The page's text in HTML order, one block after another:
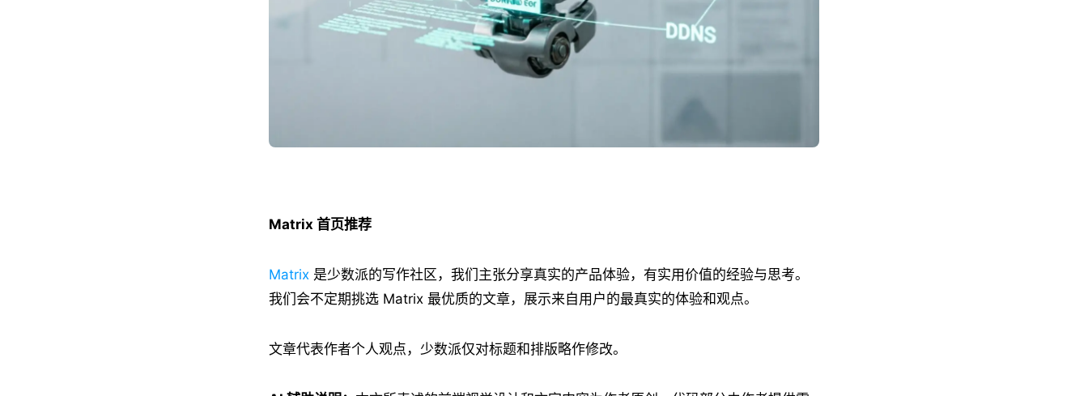
Matrix 首页推荐
Matrix 是少数派的写作社区，我们主张分享真实的产品体验，有实用价值的经验与思考。
我们会不定期挑选 Matrix 最优质的文章，展示来自用户的最真实的体验和观点。
文章代表作者个人观点，少数派仅对标题和排版略作修改。